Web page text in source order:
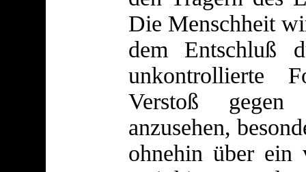
Die Menschheit
dem Entschluß
unkontrollierte
Verstoß
anzusehen,
ohnehin über ein